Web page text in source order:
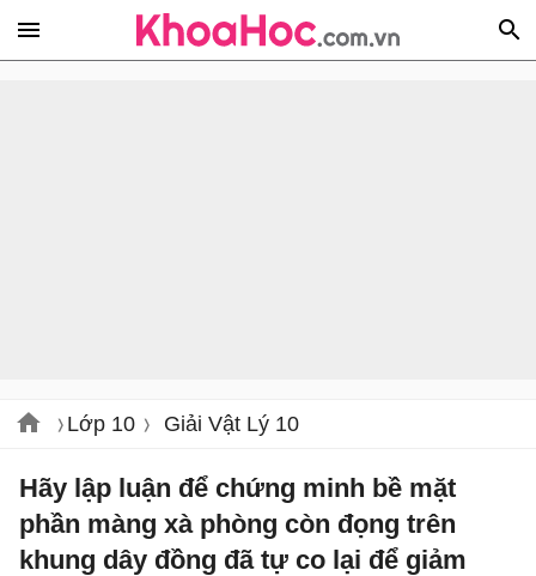
Lớp 10 Giải Vật Lý 10
Hãy lập luận để chứng minh bề mặt
phần màng xà phòng còn đọng trên
khung dây đồng đã tự co lại để giảm